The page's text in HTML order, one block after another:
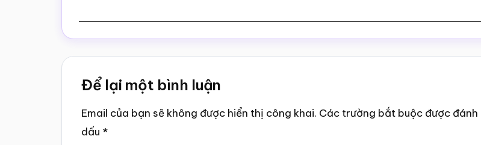
Reader
Interactions
Để lại một bình luận
Email của bạn sẽ không được hiển thị công khai. Các trường bắt buộc được đánh
dấu *